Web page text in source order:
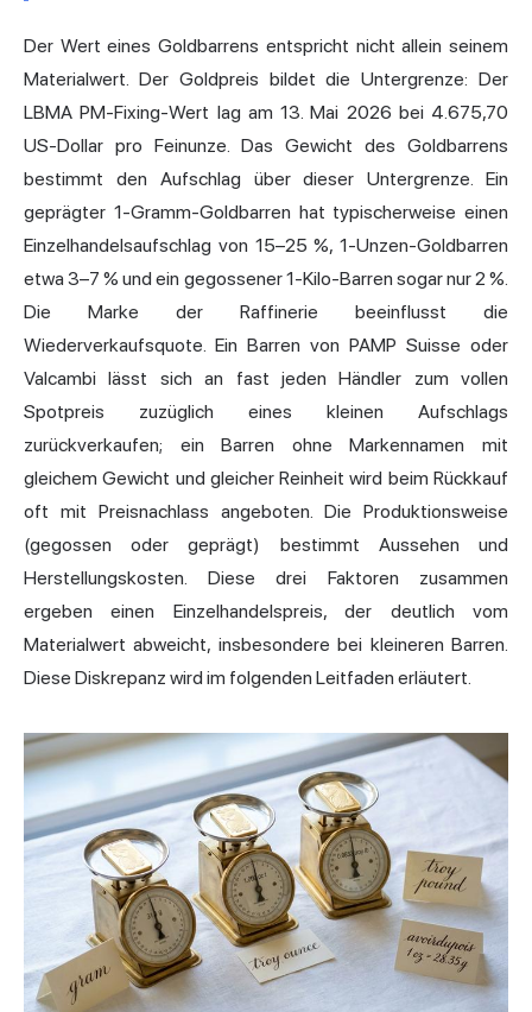
Der Wert eines Goldbarrens entspricht nicht allein seinem
Materialwert. Der Goldpreis bildet die Untergrenze: Der
LBMA PM-Fixing-Wert lag am 13. Mai 2026 bei 4.675,70
US-Dollar pro Feinunze. Das Gewicht des Goldbarrens
bestimmt den Aufschlag über dieser Untergrenze. Ein
geprägter 1-Gramm-Goldbarren hat typischerweise einen
Einzelhandelsaufschlag von 15–25 %, 1-Unzen-Goldbarren
etwa 3–7 % und ein gegossener 1-Kilo-Barren sogar nur 2 %.
Die Marke der Raffinerie beeinflusst die
Wiederverkaufsquote. Ein Barren von PAMP Suisse oder
Valcambi lässt sich an fast jeden Händler zum vollen
Spotpreis zuzüglich eines kleinen Aufschlags
zurückverkaufen; ein Barren ohne Markennamen mit
gleichem Gewicht und gleicher Reinheit wird beim Rückkauf
oft mit Preisnachlass angeboten. Die Produktionsweise
(gegossen oder geprägt) bestimmt Aussehen und
Herstellungskosten. Diese drei Faktoren zusammen
ergeben einen Einzelhandelspreis, der deutlich vom
Materialwert abweicht, insbesondere bei kleineren Barren.
Diese Diskrepanz wird im folgenden Leitfaden erläutert.